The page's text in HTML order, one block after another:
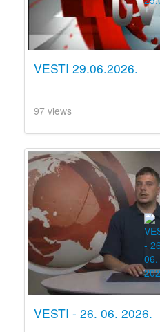
VESTI 29.06.2026.
97 views
VESTI - 26. 06. 2026.